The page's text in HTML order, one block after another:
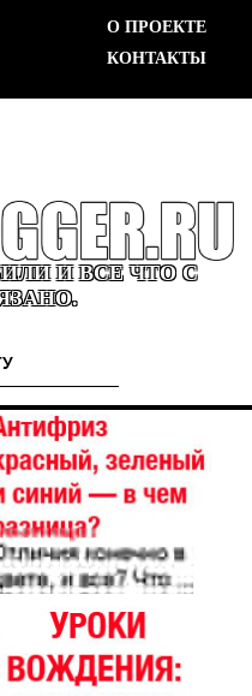
О ПРОЕКТЕ
КОНТАКТЫ
И ВСЕ ЧТО С